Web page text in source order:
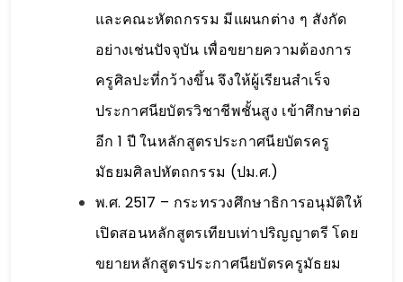
และคณะหัตถกรรม มีแผนกต่าง ๆ สังกัด
อย่างเช่นปัจจุบัน เพื่อขยายความต้องการ
ครูศิลปะที่กว้างขึ้น จึงให้ผู้เรียนสำเร็จ
ประกาศนียบัตรวิชาชีพชั้นสูง เข้าศึกษาต่อ
อีก 1 ปี ในหลักสูตรประกาศนียบัตรครู
มัธยมศิลปหัตถกรรม (ปม.ศ.)
พ.ศ. 2517 – กระทรวงศึกษาธิการอนุมัติให้
เปิดสอนหลักสูตรเทียบเท่าปริญญาตรี โดย
ขยายหลักสูตรประกาศนียบัตรครูมัธยม